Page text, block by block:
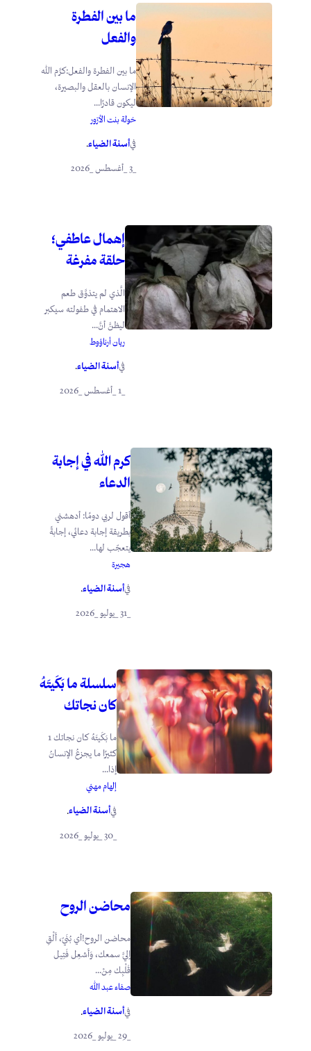
ما بين الفطرة
والفعل
ما بين الفطرة والفعل:كرَّم الله
الإنسان بالعقل والبصيرة،
ليكون قادرًا...
خولة بنت الأزور
فيأسنة الضياء.
إهمال عاطفي؛
حلقة مفرغة
الَّذي لم يتذوَّق طعم
الاهتمام في طفولته سيكبر
ليظنَّ أنَّ...
ريان أرناؤوط
فيأسنة الضياء.
_1 _أغسطس _2026
كرم الله في إجابة
الدعاء
أقول لربي دومًا: أدهشني
بطريقة إجابة دعائي، إجابةً
يتعجّب لها...
هجيرة
فيأسنة الضياء.
سلسلة ما بَكَيتَهُ
كان نجاتك
ما بَكَيتَهُ كان نجاتك 1
كثيرًا ما يجزعُ الإنسانُ
إذا...
إلهام مهني
فيأسنة الضياء.
محاضن الروح
محاضن الروح!أي بُنَيّ، أَلْقِ
إليَّ سمعك، وَأَشعِل فَتِيل
قَلْبِك مِنْ...
صفاء عبد الله
فيأسنة الضياء.